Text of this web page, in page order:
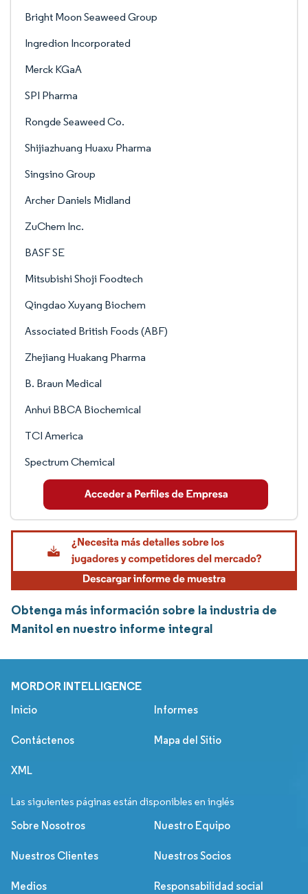
Bright Moon Seaweed Group
Ingredion Incorporated
Merck KGaA
SPI Pharma
Rongde Seaweed Co.
Shijiazhuang Huaxu Pharma
Singsino Group
Archer Daniels Midland
ZuChem Inc.
BASF SE
Mitsubishi Shoji Foodtech
Qingdao Xuyang Biochem
Associated British Foods (ABF)
Zhejiang Huakang Pharma
B. Braun Medical
Anhui BBCA Biochemical
TCI America
Spectrum Chemical
Obtenga más información sobre la industria de
Manitol en nuestro informe integral
MORDOR INTELLIGENCE
Inicio Informes
Contáctenos Mapa del Sitio
XML
Las siguientes páginas están disponibles en inglés
Sobre Nosotros Nuestro Equipo
Nuestros Clientes Nuestros Socios
Medios Responsabilidad social